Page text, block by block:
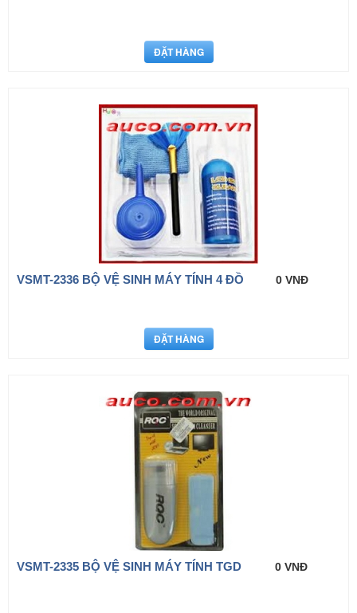
VSMT-2336 BỘ VỆ SINH MÁY TÍNH 4 ĐỒ 0 VNĐ
VSMT-2335 BỘ VỆ SINH MÁY TÍNH TGD 0 VNĐ